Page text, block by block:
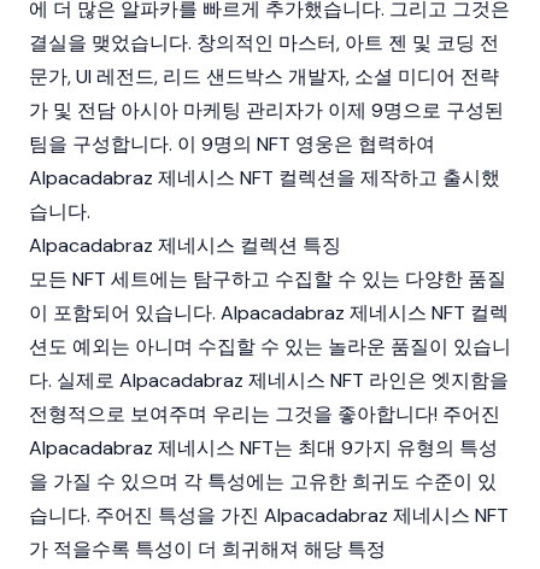
에 더 많은 알파카를 빠르게 추가했습니다. 그리고 그것은
결실을 맺었습니다. 창의적인 마스터, 아트 젠 및 코딩 전
문가, UI 레전드, 리드 샌드박스 개발자, 소셜 미디어 전략
가 및 전담 아시아 마케팅 관리자가 이제 9명으로 구성된
팀을 구성합니다. 이 9명의 NFT 영웅은 협력하여
Alpacadabraz 제네시스 NFT 컬렉션을 제작하고 출시했
습니다.
Alpacadabraz 제네시스 컬렉션 특징
모든 NFT 세트에는 탐구하고 수집할 수 있는 다양한 품질
이 포함되어 있습니다. Alpacadabraz 제네시스 NFT 컬렉
션도 예외는 아니며 수집할 수 있는 놀라운 품질이 있습니
다. 실제로 Alpacadabraz 제네시스 NFT 라인은 엣지함을
전형적으로 보여주며 우리는 그것을 좋아합니다! 주어진
Alpacadabraz 제네시스 NFT는 최대 9가지 유형의 특성
을 가질 수 있으며 각 특성에는 고유한 희귀도 수준이 있
습니다. 주어진 특성을 가진 Alpacadabraz 제네시스 NFT
가 적을수록 특성이 더 희귀해져 해당 특정